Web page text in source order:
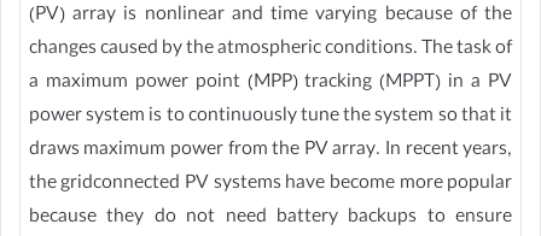
(PV) array is nonlinear and time varying because of the
changes caused by the atmospheric conditions. The task of
a maximum power point (MPP) tracking (MPPT) in a PV
power system is to continuously tune the system so that it
draws maximum power from the PV array. In recent years,
the gridconnected PV systems have become more popular
because they do not need battery backups to ensure